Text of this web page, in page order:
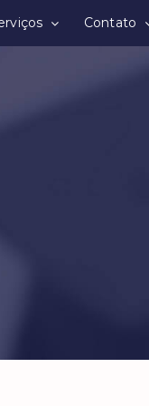
Contato